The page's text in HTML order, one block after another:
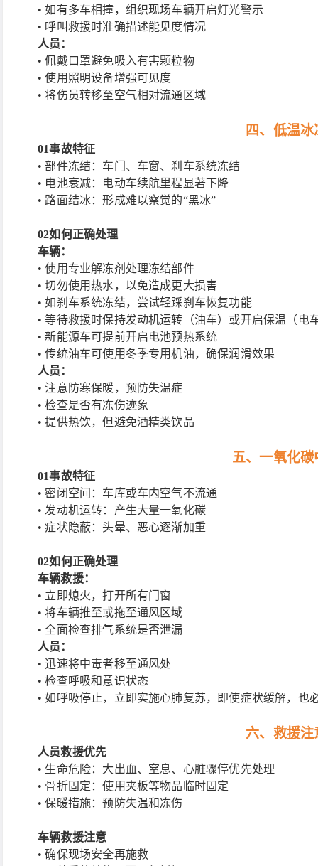
• 如有多车相撞，组织现场车辆开启灯光警示
• 呼叫救援时准确描述能见度情况
人员：
• 佩戴口罩避免吸入有害颗粒物
• 使用照明设备增强可见度
• 将伤员转移至空气相对流通区域
四、低温
01事故特征
• 部件冻结：车门、车窗、刹车系统冻结
• 电池衰减：电动车续航里程显著下降
• 路面结冰：形成难以察觉的“黑冰”
02如何正确处理
车辆：
• 使用专业解冻剂处理冻结部件
• 切勿使用热水，以免造成更大损害
• 如刹车系统冻结，尝试轻踩刹车恢复功能
• 等待救援时保持发动机运转（油车）或开启保温（电
• 新能源车可提前开启电池预热系统
• 传统油车可使用冬季专用机油，确保润滑效果
人员：
• 注意防寒保暖，预防失温症
• 检查是否有冻伤迹象
• 提供热饮，但避免酒精类饮品
五、一氧化碳
01事故特征
• 密闭空间：车库或车内空气不流通
• 发动机运转：产生大量一氧化碳
• 症状隐蔽：头晕、恶心逐渐加重
02如何正确处理
车辆救援：
• 立即熄火，打开所有门窗
• 将车辆推至或拖至通风区域
• 全面检查排气系统是否泄漏
人员：
• 迅速将中毒者移至通风处
• 检查呼吸和意识状态
• 如呼吸停止，立即实施心肺复苏，即使症状缓解，
六、救援注
人员救援优先
• 生命危险：大出血、窒息、心脏骤停优先处理
• 骨折固定：使用夹板等物品临时固定
• 保暖措施：预防失温和冻伤
车辆救援注意
• 确保现场安全再施救